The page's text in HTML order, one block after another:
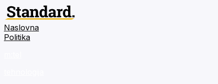
Naslovna
Politika